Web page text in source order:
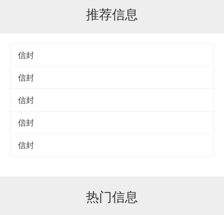
推荐信息
信封
信封
信封
信封
信封
热门信息